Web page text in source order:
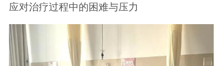
应对治疗过程中的困难与压力